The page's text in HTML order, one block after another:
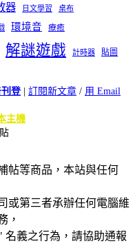
器 日文學習 桌布
環境音 療癒
解謎遊戲 計時器
貼圖
登| 訂閱新文章 / 用 Email
主機
帖等商品，本站與任何
或第三者承辦任何電腦維
，
義之行為，請協助通報